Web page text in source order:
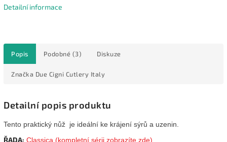
Detailní informace
Popis Podobné (3) Diskuze
Značka Due Cigni Cutlery Italy
Detailní popis produktu
Tento praktický nůž je ideální ke krájení sýrů a uzenin.
ŘADA: Classica (kompletní sérii zobrazíte zde)